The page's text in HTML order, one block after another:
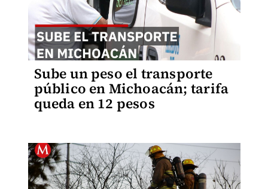
Sube un peso el transporte
público en Michoacán; tarifa
queda en 12 pesos